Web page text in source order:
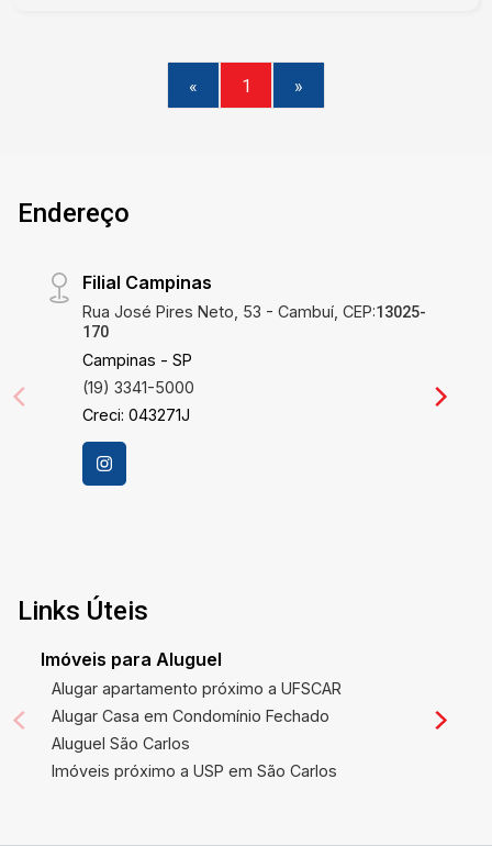
« 1 »
Endereço
Filial Campinas
Rua José Pires Neto, 53 - Cambuí, CEP:13025-
170
Campinas - SP
(19) 3341-5000
Creci: 043271J
Links Úteis
Imóveis para Aluguel
Alugar apartamento próximo a UFSCAR
Alugar Casa em Condomínio Fechado
Aluguel São Carlos
Imóveis próximo a USP em São Carlos